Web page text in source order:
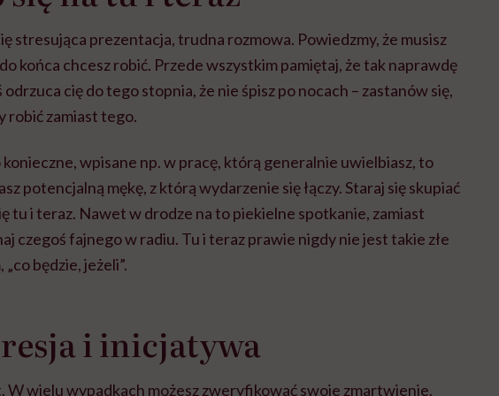
stresująca prezentacja, trudna rozmowa. Powiedzmy, że musisz
końca chcesz robić. Przede wszystkim pamiętaj, że tak naprawdę
cię do tego stopnia, że nie śpisz po nocach – zastanów się,
robić zamiast tego.
wpisane np. w pracę, którą generalnie uwielbiasz, to
potencjalną mękę, z którą wydarzenie się łączy. Staraj się skupiać
tu i teraz. Nawet w drodze na to piekielne spotkanie, zamiast
czegoś fajnego w radiu. Tu i teraz prawie nigdy nie jest takie złe
będzie, jeżeli”.
i inicjatywa
W wielu wypadkach możesz zweryfikować swoje zmartwienie.